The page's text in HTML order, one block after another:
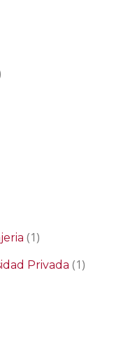
(1)
Privada (1)